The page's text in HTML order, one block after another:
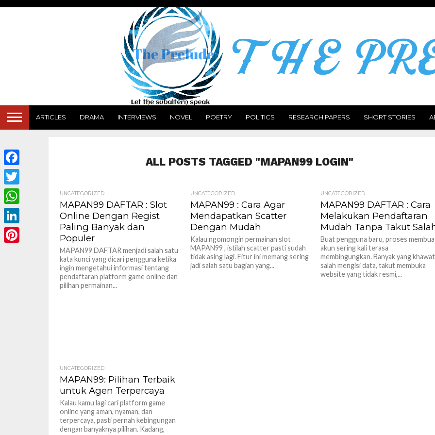
ARTICLES DRAMA INTERVIEWS NOVEL POETRY POLITICS RESEARCH PAPERS SHORT STORIES
ALL POSTS TAGGED "MAPAN99 LOGIN"
UNCATEGORIZED
MAPAN99 DAFTAR : Slot
Online Dengan Regist
Paling Banyak dan
Populer
MAPAN99 DAFTAR menjadi salah satu
kata kunci yang dicari pengguna ketika
ingin mengetahui informasi tentang
pendaftaran platform game online dan
pilihan permainan...
UNCATEGORIZED
MAPAN99 : Cara Agar
Mendapatkan Scatter
Dengan Mudah
Kalau ngomongin permainan slot
MAPAN99 , istilah scatter pasti sudah
tidak asing lagi. Fitur ini memang sering
jadi salah satu bagian yang...
UNCATEGORIZED
MAPAN99 DAFTAR : Cara
Melakukan Pendaftaran
Mudah Tanpa Takut
Buat pengguna baru, proses
akun sering kali terasa
membingungkan. Banyak yang
salah mengisi data, takut membuka
website yang tidak resmi,...
UNCATEGORIZED
MAPAN99: Pilihan Terbaik
untuk Agen Terpercaya
Kalau kamu lagi cari platform game
online yang aman, nyaman, dan
terpercaya, pasti pernah kebingungan
dengan banyaknya pilihan. Kadang,
Facebook
Twitter
WhatsApp
LinkedIn